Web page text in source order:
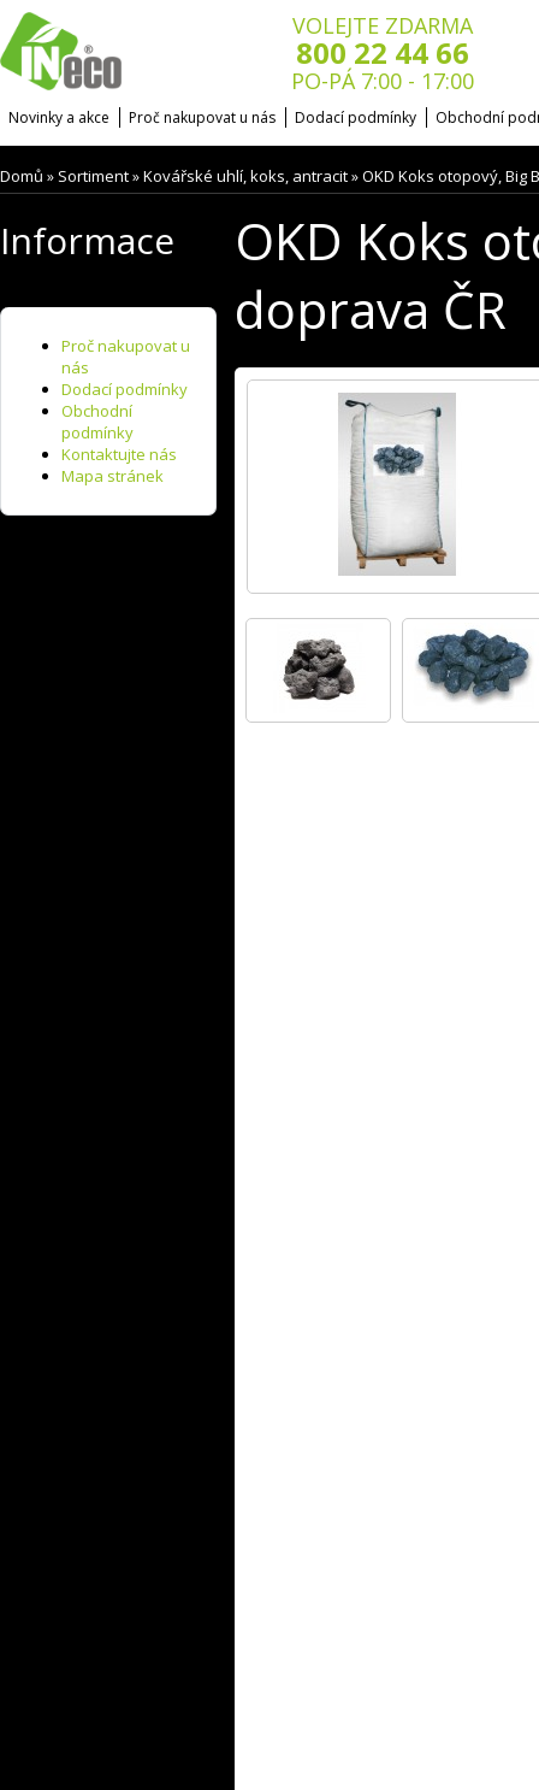
VOLEJTE ZDARMA
800 22 44 66
PO-PÁ 7:00 - 17:00
Novinky a akce Proč nakupovat u nás Dodací podmínky Obchodní
Domů » Sortiment»Kovářské uhlí, koks, antracit»OKD Koks otopový, Big
Informace
Proč nakupovat u
nás
Dodací podmínky
Obchodní
podmínky
Kontaktujte nás
Mapa stránek
OKD Koks
doprava ČR